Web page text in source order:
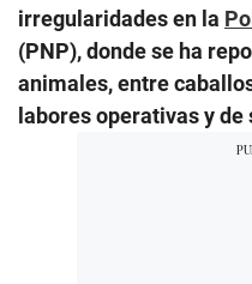
irregularidades en la
(PNP), donde se ha
animales, entre
labores operativas y de